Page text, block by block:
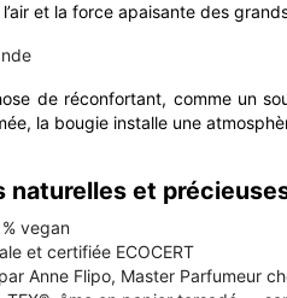
et la force apaisante des
de réconfortant, comme un
la bougie installe une
naturelles et
vegan
et certifiée ECOCERT
Anne Flipo, Master Parfumeur